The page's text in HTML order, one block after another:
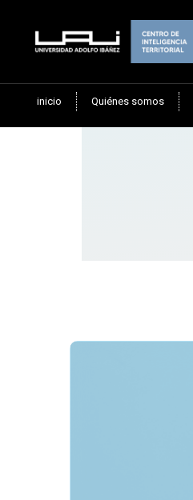
inicio Quiénes somos